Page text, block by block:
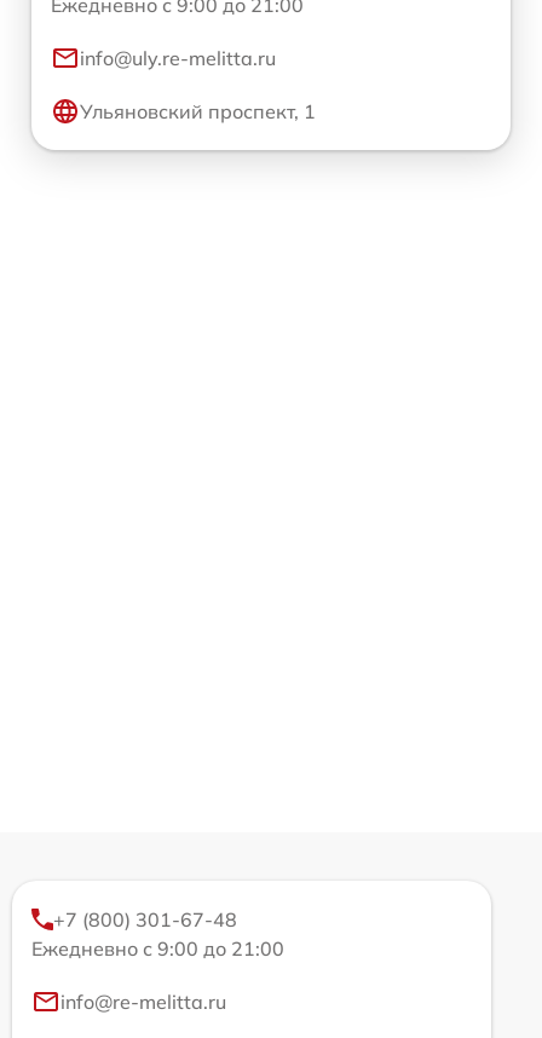
Ежедневно с 9:00 до 21:00
info@uly.re-melitta.ru
Ульяновский проспект, 1
+7 (800) 301-67-48
Ежедневно с 9:00 до 21:00
info@re-melitta.ru